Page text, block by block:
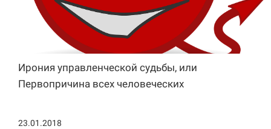
Ирония управленческой судьбы, или
Первопричина всех человеческих
23.01.2018